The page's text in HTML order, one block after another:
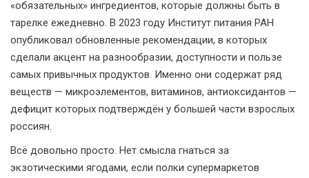
«обязательных» ингредиентов, которые должны быть в
тарелке ежедневно. В 2023 году Институт питания РАН
опубликовал обновленные рекомендации, в которых
сделали акцент на разнообразии, доступности и пользе
самых привычных продуктов. Именно они содержат ряд
веществ — микроэлементов, витаминов, антиоксидантов —
дефицит которых подтверждён у большей части взрослых
россиян.
Всё довольно просто. Нет смысла гнаться за
экзотическими ягодами, если полки супермаркетов